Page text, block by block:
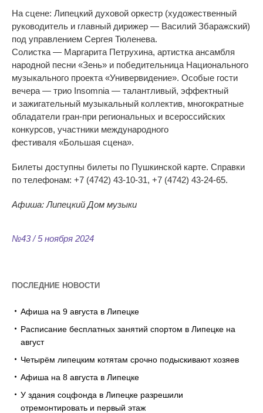
На сцене: Липецкий духовой оркестр (художественный
руководитель и главный дирижер — Василий Збаражский)
под управлением Сергея Тюленева.
Солистка — Маргарита Петрухина, артистка ансамбля
народной песни «Зень» и победительница Национального
музыкального проекта «Универвидение». Особые гости
вечера — трио Insomnia — талантливый, эффектный
и зажигательный музыкальный коллектив, многократные
обладатели гран-при региональных и всероссийских
конкурсов, участники международного
фестиваля «Большая сцена».
Билеты доступны билеты по Пушкинской карте. Справки
по телефонам: +7 (4742) 43-10-31, +7 (4742) 43-24-65.
Афиша: Липецкий Дом музыки
№43 / 5 ноября 2024
ПОСЛЕДНИЕ НОВОСТИ
Афиша на 9 августа в Липецке
Расписание бесплатных занятий спортом в Липецке на
август
Четырём липецким котятам срочно подыскивают хозяев
Афиша на 8 августа в Липецке
У здания соцфонда в Липецке разрешили
отремонтировать и первый этаж